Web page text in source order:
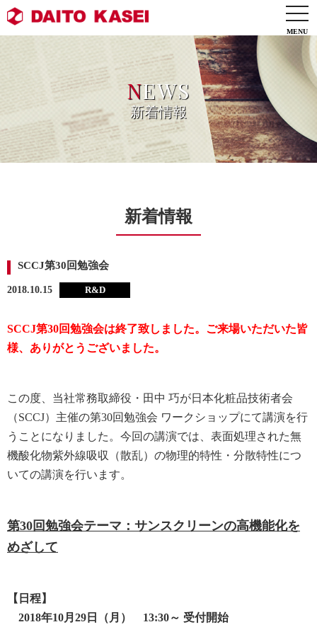
NEWS
新着情報
新着情報
SCCJ第30回勉強会
2018.10.15
SCCJ第30回勉強会は終了致しました。ご来場いただいた皆
様、ありがとうございました。
この度、当社常務取締役・田中 巧が日本化粧品技術者会
（SCCJ）主催の第30回勉強会 ワークショップにて講演を行
うことになりました。今回の講演では、表面処理された無
機酸化物紫外線吸収（散乱）の物理的特性・分散特性につ
いての講演を行います。
第30回勉強会テーマ：サンスクリーンの高機能化を
めざして
【日程】
2018年10月29日（月） 13:30～ 受付開始